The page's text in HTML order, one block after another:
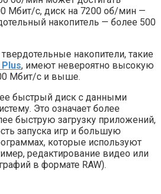
Мбит/с, диск на 7200 об/мин —
накопитель — более 500
накопители, такие
Plus, имеют невероятно высокую
Мбит/с и выше.
быстрый диск с данными
Это означает более
быструю загрузку приложений,
запуска игр и большую
которые используют
редактирование видео или
в формате RAW).